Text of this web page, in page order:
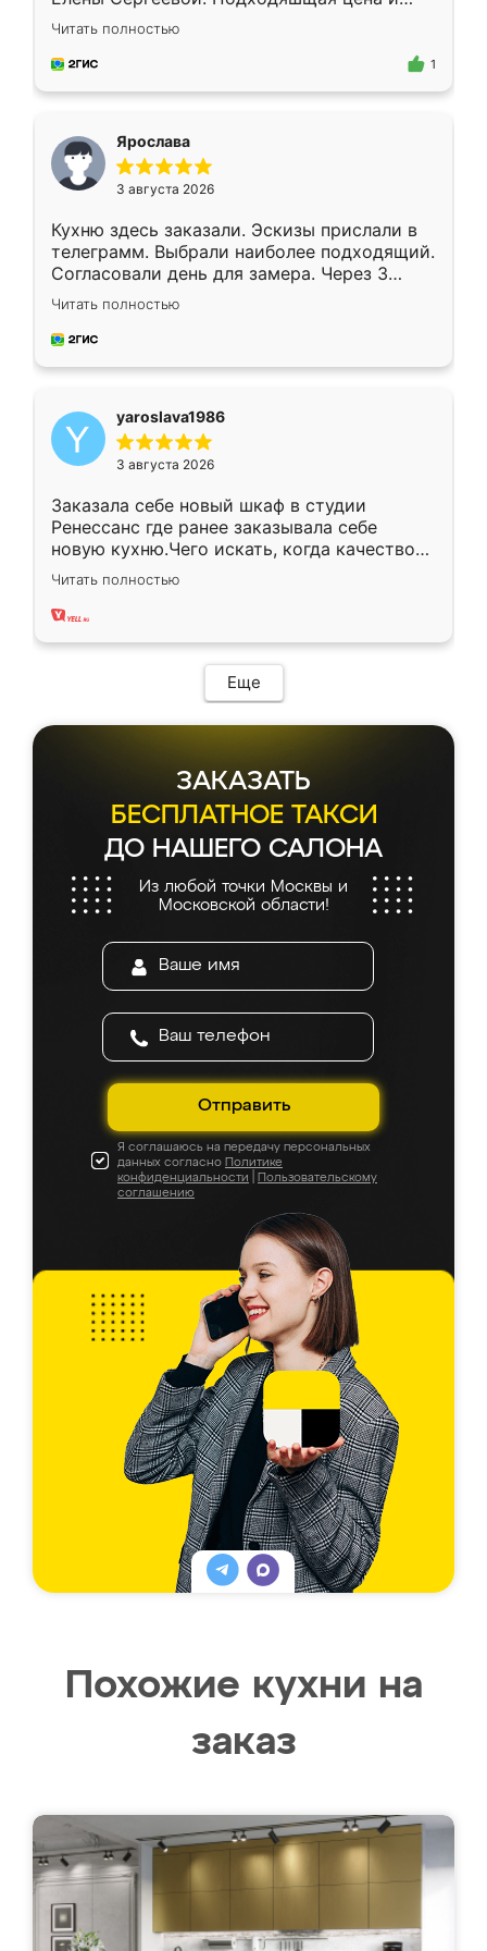
короткие сроки изготовления. Приехавший
для замера сотрудник Владислав
предложил по моему эскизу самый
Читать полностью
1
Ярослава
3 августа 2026
Кухню здесь заказали. Эскизы прислали в
телеграмм. Выбрали наиболее подходящий.
Согласовали день для замера. Через 3
недели кухня была уже готова. Остались
довольны работой. Спасибо Ренессанс
мебель за качественную работу!
Читать полностью
yaroslava1986
3 августа 2026
Заказала себе новый шкаф в студии
Ренессанс где ранее заказывала себе
новую кухню.Чего искать, когда качеством
вполне довольна. Служит кухня уже почти
два года, нареканий нет.
Читать полностью
Еще
ЗАКАЗАТЬ
БЕСПЛАТНОЕ ТАКСИ
ДО НАШЕГО САЛОНА
Из любой точки Москвы и
Московской области!
Отправить
Я соглашаюсь на передачу персональных
данных согласно Политике
конфиденциальности
Пользовательскому
соглашению
Похожие кухни на
заказ